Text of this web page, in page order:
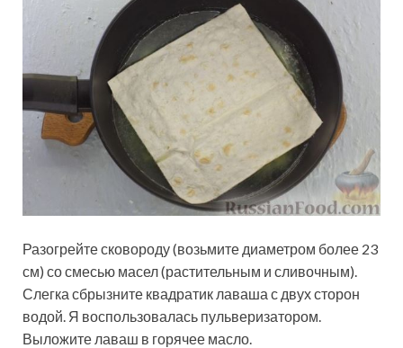
Разогрейте сковороду (возьмите диаметром более 23
см) со смесью масел (растительным и сливочным).
Слегка сбрызните квадратик лаваша с двух сторон
водой. Я воспользовалась пульверизатором.
Выложите лаваш в горячее масло.